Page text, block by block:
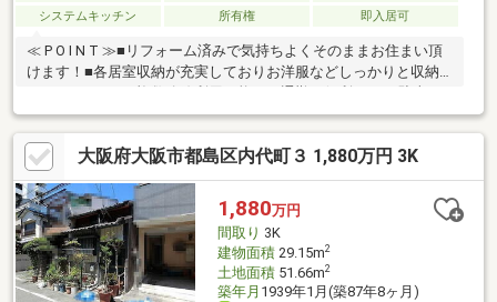
システムキッチン
所有権 即入居可
≪ P O I N T ≫■リフォーム済みで気持ちよくそのままお住まい頂
けます！■各居室収納が充実しておりお洋服などしっかりと収納
して頂けます！■複数路線利用可能でご通勤も便利です♪■駐車ス
ペース有でお車をお持ちの方も安心です♪〇「ご見学予約」は
赤色【見学予約(無料)】をタップ！〇「今すぐ見学したい」「詳
細が聞きたい」 青色【電話マーク】をタップ！ 物件名を
お申し付け下さいませ♪
大阪府大阪市都島区内代町３ 1,880万円 3K
1,880万円
間取り 3K
建物面積29.15m2
土地面積51.66m2
築年月 1939年1月(築87年8ヶ月)